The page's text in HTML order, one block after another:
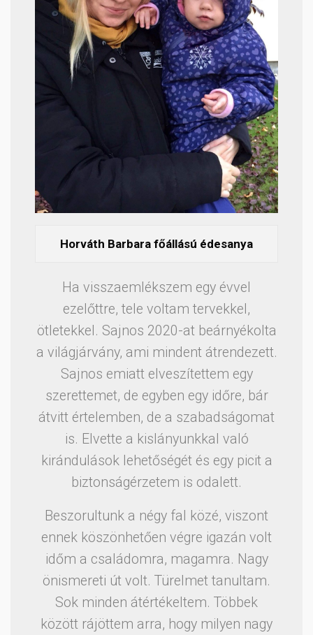
Horváth Barbara főállású édesanya
Ha visszaemlékszem egy évvel
ezelőttre, tele voltam tervekkel,
ötletekkel. Sajnos 2020-at beárnyékolta
a világjárvány, ami mindent átrendezett.
Sajnos emiatt elveszítettem egy
szerettemet, de egyben egy időre, bár
átvitt értelemben, de a szabadságomat
is. Elvette a kislányunkkal való
kirándulások lehetőségét és egy picit a
biztonságérzetem is odalett.
Beszorultunk a négy fal közé, viszont
ennek köszönhetően végre igazán volt
időm a családomra, magamra. Nagy
önismereti út volt. Türelmet tanultam.
Sok minden átértékeltem. Többek
között rájöttem arra, hogy milyen nagy